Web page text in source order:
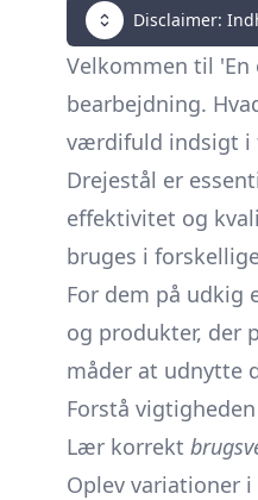
Disclaimer:
Velkommen til
bearbejdning.
værdifuld indsigt i
Drejestål er
effektivitet og
bruges i
For dem på udkig
og produkter, der
måder at udnytte
Forstå
Lær korrekt
Oplev variationer i